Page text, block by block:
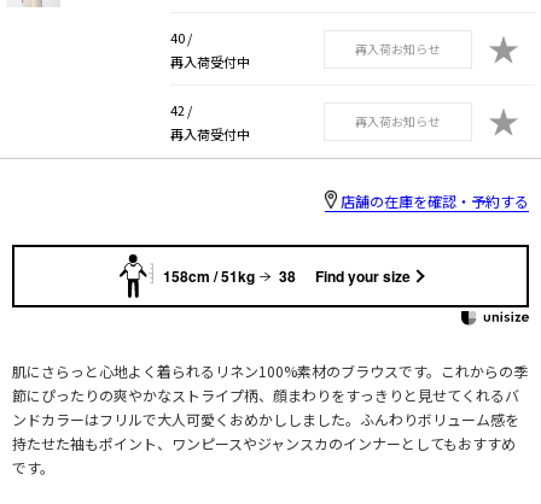
40 /
再入荷受付中
再入荷お知らせ ★
42 /
再入荷受付中
再入荷お知らせ ★
店舗の在庫を確認・予約する
158cm / 51kg 38 Find your size
肌にさらっと心地よく着られるリネン100%素材のブラウスです。これからの季
節にぴったりの爽やかなストライプ柄、顔まわりをすっきりと見せてくれるバ
ンドカラーはフリルで大人可愛くおめかししました。ふんわりボリューム感を
持たせた袖もポイント、ワンピースやジャンスカのインナーとしてもおすすめ
です。